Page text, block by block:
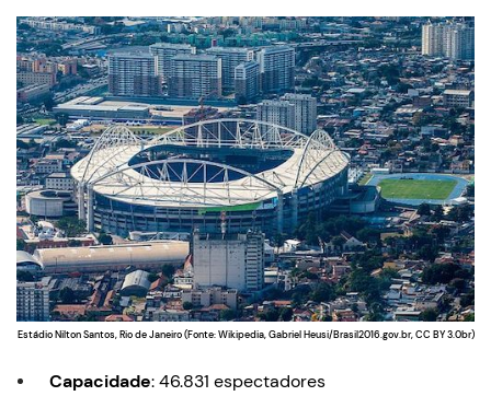
Estádio Nilton Santos, Rio de Janeiro (Fonte: Wikipedia, Gabriel Heusi/Brasil2016.gov.br, CC BY 3.0br)
Capacidade: 46.831 espectadores